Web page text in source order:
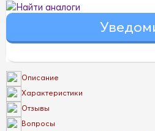
Найти аналоги
Описание
Характеристики
Отзывы
Вопросы